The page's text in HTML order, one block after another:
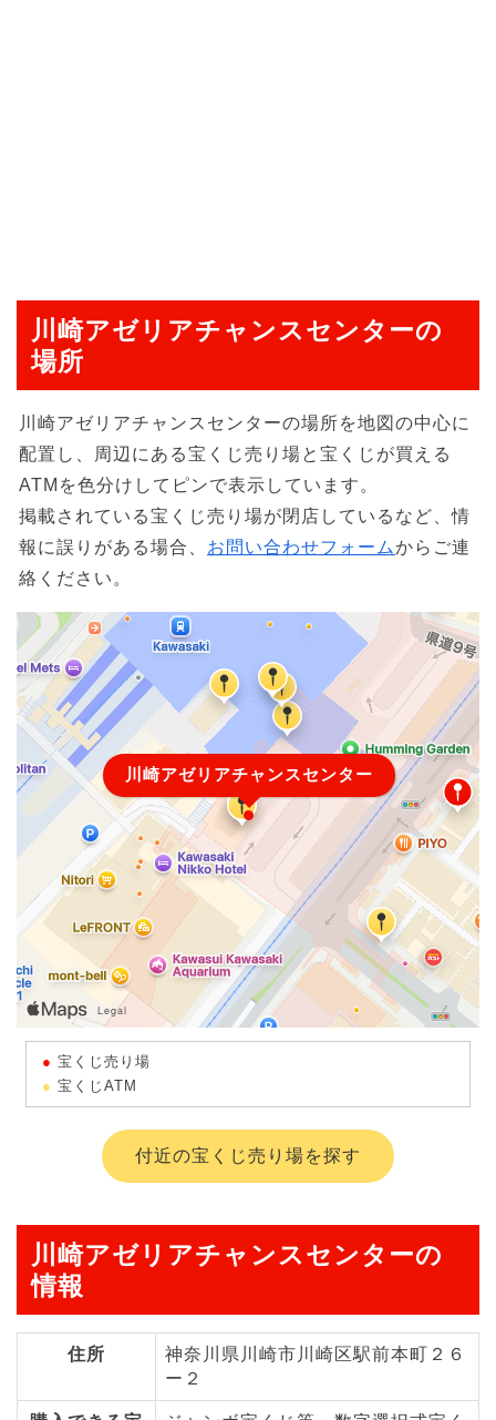
川崎アゼリアチャンスセンターの
場所
川崎アゼリアチャンスセンターの場所を地図の中心に
配置し、周辺にある宝くじ売り場と宝くじが買える
ATMを色分けしてピンで表示しています。
掲載されている宝くじ売り場が閉店しているなど、情
報に誤りがある場合、 お問い合わせフォームからご連
絡ください。
川崎アゼリアチャンスセンター
宝くじ売り場
宝くじATM
付近の宝くじ売り場を探す
川崎アゼリアチャンスセンターの
情報
住所
神奈川県川崎市川崎区駅前本町２６
ー２